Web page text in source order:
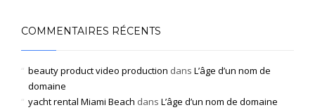
COMMENTAIRES RÉCENTS
beauty product video production dans L’âge d’un nom de
domaine
yacht rental Miami Beach dans L’âge d’un nom de domaine